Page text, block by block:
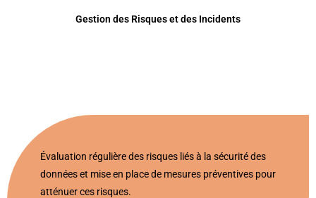
Gestion des Risques et des Incidents
Évaluation régulière des risques liés à la sécurité des
données et mise en place de mesures préventives pour
atténuer ces risques.